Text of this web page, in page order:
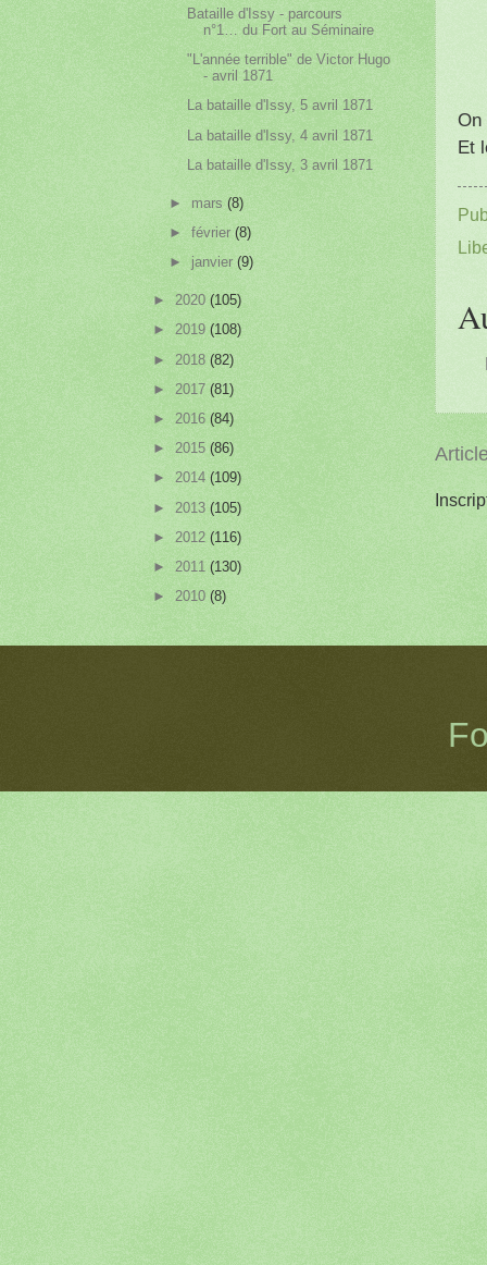
On
Et
Bataille d'Issy - parcours
n°1… du Fort au Séminaire
"L'année terrible" de Victor Hugo
- avril 1871
La bataille d'Issy, 5 avril 1871
La bataille d'Issy, 4 avril 1871
La bataille d'Issy, 3 avril 1871
► mars(8)
►février(8)
► janvier(9)
► 2020 (105)
► 2019 (108)
► 2018 (82)
► 2017 (81)
► 2016 (84)
► 2015 (86)
► 2014 (109)
► 2013 (105)
► 2012 (116)
► 2011 (130)
► 2010 (8)